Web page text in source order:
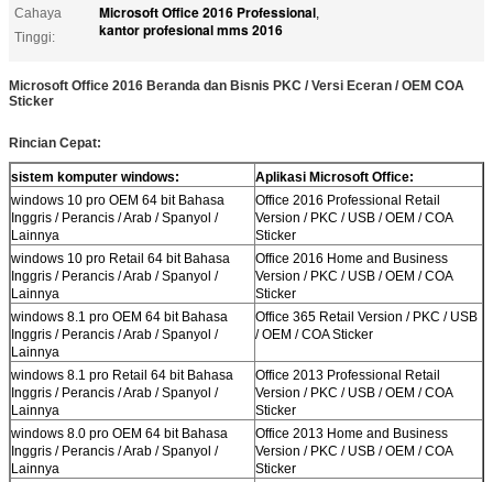
Cahaya
Tinggi:
Microsoft Office 2016 Professional,
kantor profesional mms 2016
Microsoft Office 2016 Beranda dan Bisnis PKC / Versi Eceran / OEM COA
Sticker
Rincian Cepat:
sistem komputer windows:
Aplikasi Microsoft Office:
windows 10 pro OEM 64 bit Bahasa
Inggris / Perancis / Arab / Spanyol /
Lainnya
Office 2016 Professional Retail
Version / PKC / USB / OEM / COA
Sticker
windows 10 pro Retail 64 bit Bahasa
Inggris / Perancis / Arab / Spanyol /
Lainnya
Office 2016 Home and Business
Version / PKC / USB / OEM / COA
Sticker
windows 8.1 pro OEM 64 bit Bahasa
Inggris / Perancis / Arab / Spanyol /
Lainnya
Office 365 Retail Version / PKC / USB
/ OEM / COA Sticker
windows 8.1 pro Retail 64 bit Bahasa
Inggris / Perancis / Arab / Spanyol /
Lainnya
Office 2013 Professional Retail
Version / PKC / USB / OEM / COA
Sticker
windows 8.0 pro OEM 64 bit Bahasa
Inggris / Perancis / Arab / Spanyol /
Lainnya
Office 2013 Home and Business
Version / PKC / USB / OEM / COA
Sticker